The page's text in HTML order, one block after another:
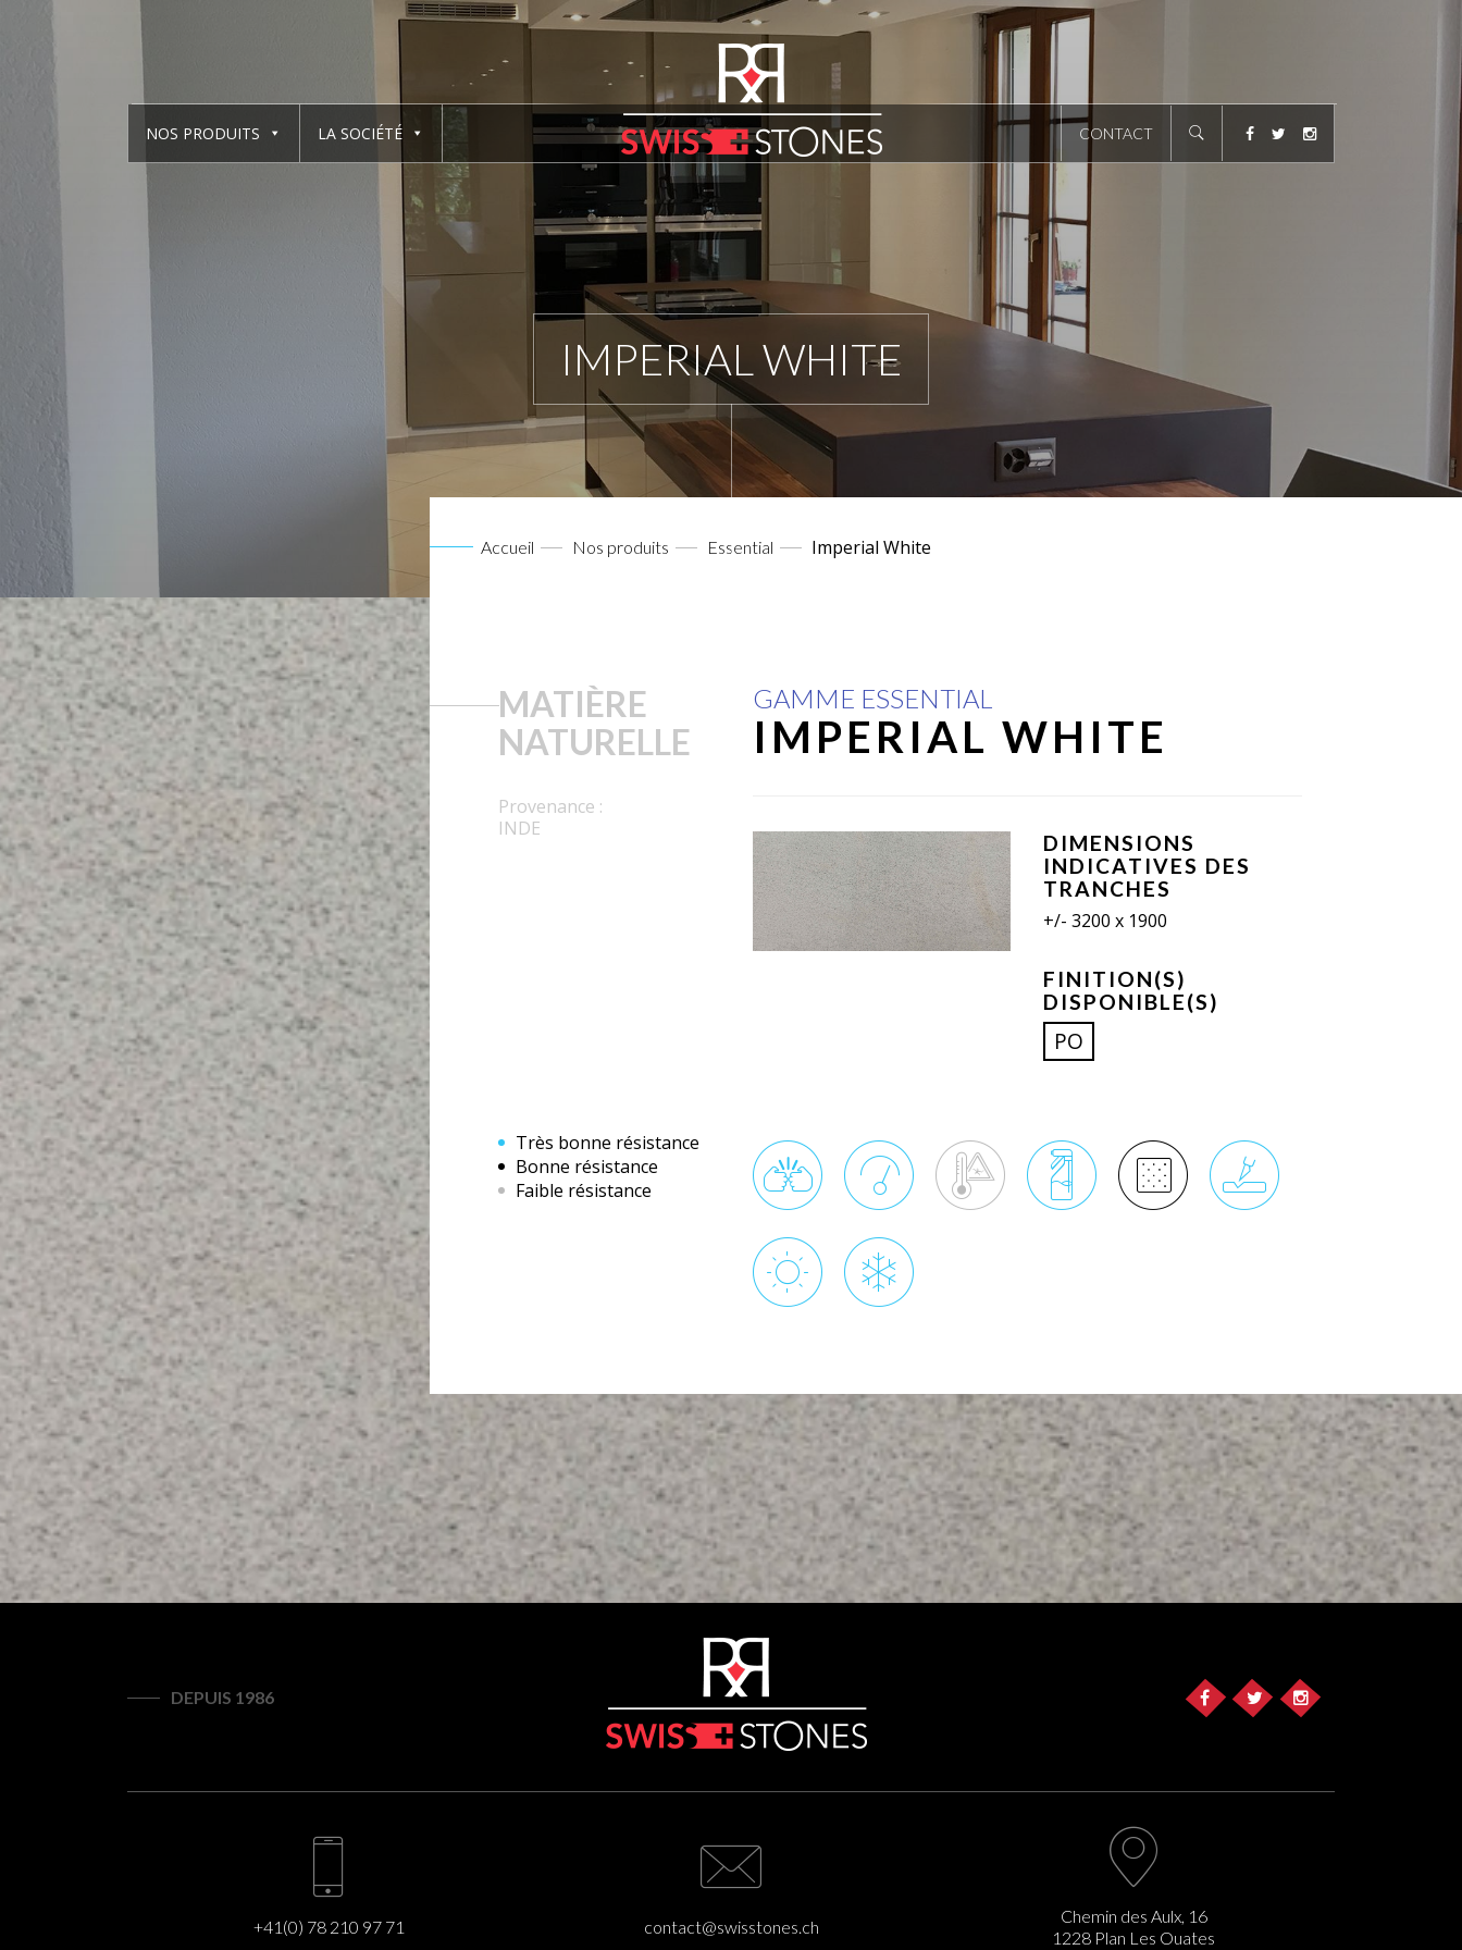
NOS PRODUITS LA SOCIÉTÉ CONTACT
IMPERIAL WHITE
Accueil Nos produits Essential Imperial White
MATIÈRE
NATURELLE
Provenance :
INDE
GAMME ESSENTIAL
IMPERIAL WHITE
DIMENSIONS
INDICATIVES DES
TRANCHES
+/- 3200 x 1900
FINITION(S)
DISPONIBLE(S)
PO
Très bonne résistance
Bonne résistance
Faible résistance
DEPUIS 1986
+41(0) 78 210 97 71 contact@swisstones.ch
Chemin des Aulx, 16
1228 Plan Les Ouates